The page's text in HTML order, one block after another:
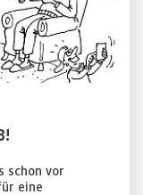
schon vor
eine